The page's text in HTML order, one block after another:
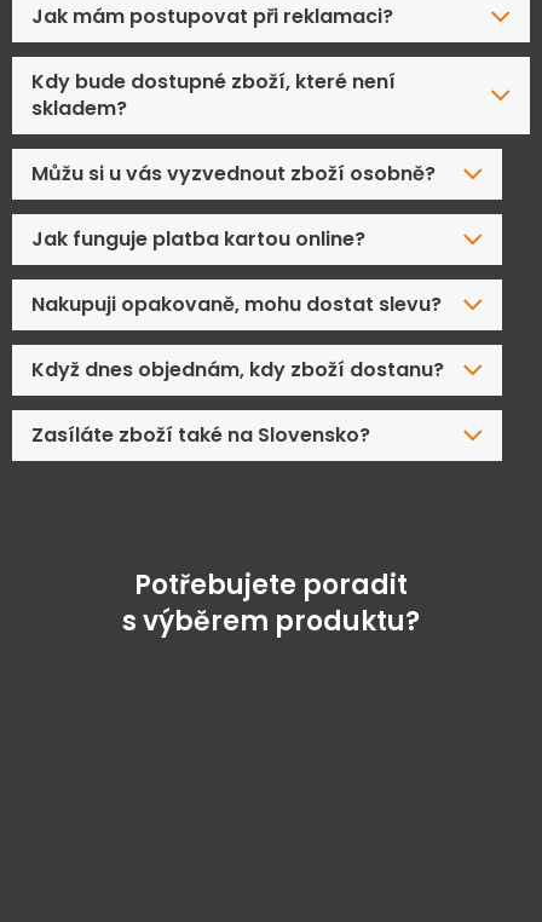
Jak mám postupovat při reklamaci?
Kdy bude dostupné zboží, které není
skladem?
Můžu si u vás vyzvednout zboží osobně?
Jak funguje platba kartou online?
Nakupuji opakovaně, mohu dostat slevu?
Když dnes objednám, kdy zboží dostanu?
Zasíláte zboží také na Slovensko?
Potřebujete poradit
s výběrem produktu?